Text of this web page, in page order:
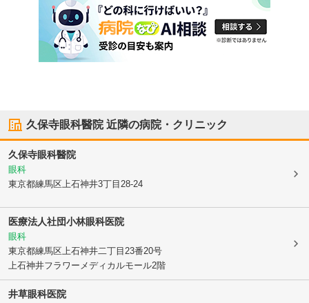
久保寺眼科醫院近隣の病院・クリニック
久保寺眼科醫院
眼科
東京都練馬区上石神井3丁目28-24
医療法人社団小林眼科医院
眼科
東京都練馬区上石神井二丁目23番20号
上石神井フラワーメディカルモール2階
井草眼科医院